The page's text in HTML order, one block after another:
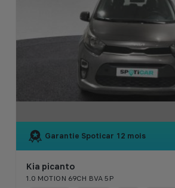
Garantie Spoticar 12 mois
Kia picanto
1.0 MOTION 69CH BVA 5P